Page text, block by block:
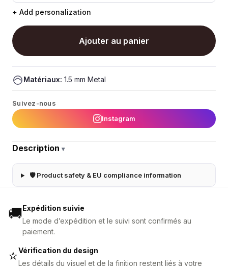
+ Add personalization
Ajouter au panier
Matériaux: 1.5 mm Metal
Suivez-nous
Instagram
Description ▾
🛡 Product safety & EU compliance information
🚚Expédition suivie
Le mode d’expédition et le suivi sont confirmés au
paiement.
⭐Vérification du design
Les détails du visuel et de la finition restent liés à votre